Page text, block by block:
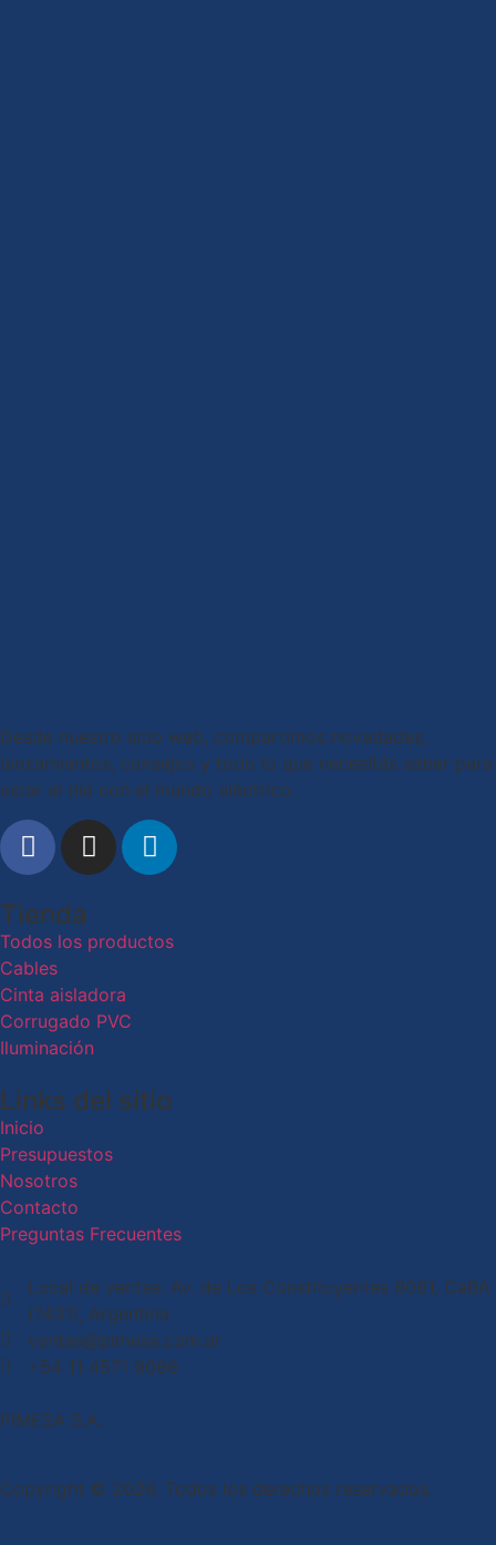
Desde nuestro sitio web, compartimos novedades,
lanzamientos, consejos y todo lo que necesitás saber para
estar al día con el mundo eléctrico.
Tienda
Todos los productos
Cables
Cinta aisladora
Corrugado PVC
Iluminación
Links del sitio
Inicio
Presupuestos
Nosotros
Contacto
Preguntas Frecuentes
Local de ventas: Av. de Los Constituyentes 6061, CaBA
(1431), Argentina
ventas@pimesa.com.ar
+54 11 4571 9096
PIMESA S.A.
Copyright © 2026. Todos los derechos reservados.